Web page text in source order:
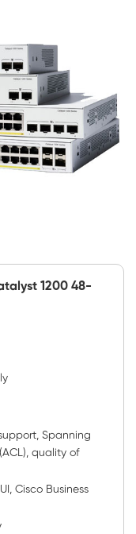
1200 48-
Spanning
quality of
Cisco Business